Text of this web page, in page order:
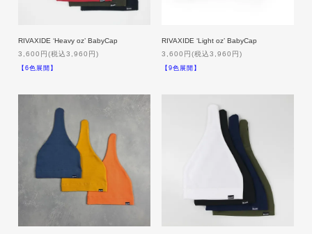
RIVAXIDE ‘Heavy oz’ BabyCap
3,600円(税込3,960円)
【6色展開】
RIVAXIDE ‘Light oz’ BabyCap
3,600円(税込3,960円)
【9色展開】